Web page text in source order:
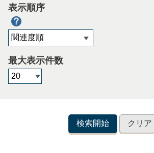
表示順序
最大表示件数